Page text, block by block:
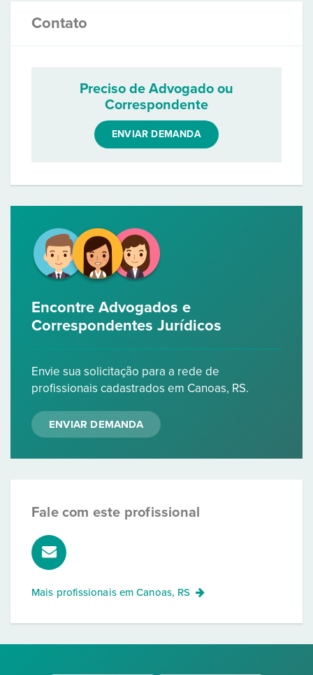
Contato
Preciso de Advogado ou
Correspondente
ENVIAR DEMANDA
Encontre Advogados e
Correspondentes Jurídicos
Envie sua solicitação para a rede de
profissionais cadastrados em Canoas, RS.
ENVIAR DEMANDA
Fale com este profissional
Mais profissionais emCanoas, RS